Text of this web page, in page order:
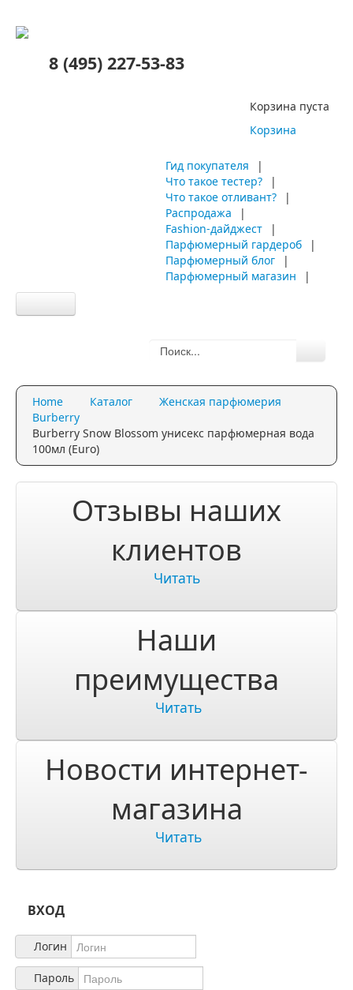
8 (495) 227-53-83
Корзина пуста
Корзина
Гид покупателя
|
Что такое тестер?
|
Что такое отливант?
|
Распродажа
|
Fashion-дайджест
|
Парфюмерный гардероб
|
Парфюмерный блог
|
Парфюмерный магазин
|
Качество и гарантии
Акции и скидки
Акции и скидки
Доставка и оплата
Доставка и оплата по Москве
Доставка по Санкт-Петербугу
Доставка и оплата по России
Ответы на часто задаваемые вопросы
Home Каталог
Женская парфюмерия
Burberry
Burberry Snow Blossom унисекс парфюмерная вода
100мл (Euro)
Отзывы наших
клиентов
Читать
Наши
преимущества
Читать
Новости интернет-
магазина
Читать
ВХОД
Логин
Пароль